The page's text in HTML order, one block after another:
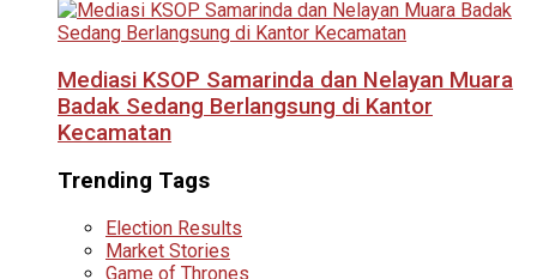
Mediasi KSOP Samarinda dan Nelayan Muara
Badak Sedang Berlangsung di Kantor
Kecamatan
Trending Tags
Election Results
Market Stories
Game of Thrones